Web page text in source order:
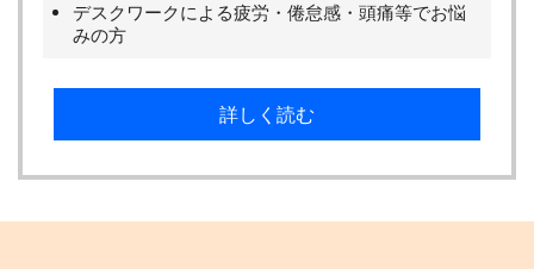
デスクワークによる疲労・倦怠感・頭痛等でお悩
みの方
詳しく読む